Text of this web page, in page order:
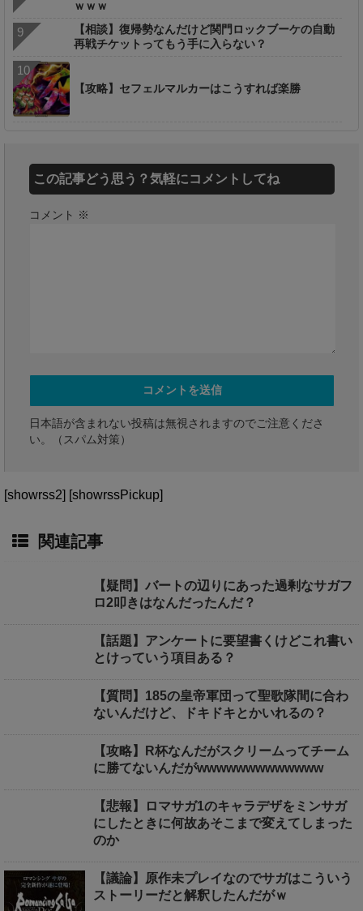
ｗｗｗ
【相談】復帰勢なんだけど関門ロックブーケの自動
再戦チケットってもう手に入らない？
【攻略】セフェルマルカーはこうすれば楽勝
この記事どう思う？気軽にコメントしてね
コメント ※
日本語が含まれない投稿は無視されますのでご注意くださ
い。（スパム対策）
[showrss2] [showrssPickup]
関連記事
【疑問】バートの辺りにあった過剰なサガフ
ロ2叩きはなんだったんだ？
【話題】アンケートに要望書くけどこれ書い
とけっていう項目ある？
【質問】185の皇帝軍団って聖歌隊間に合わ
ないんだけど、ドキドキとかいれるの？
【攻略】R杯なんだがスクリームってチーム
に勝てないんだがwwwwwwwwwwwww
【悲報】ロマサガ1のキャラデザをミンサガ
にしたときに何故あそこまで変えてしまった
のか
【議論】原作未プレイなのでサガはこういう
ストーリーだと解釈したんだがｗ